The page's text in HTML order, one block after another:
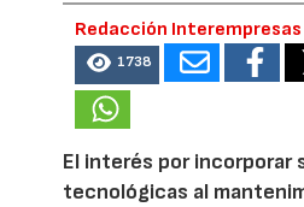
Redacción Interempresas
1738
El interés por incorporar
tecnológicas al